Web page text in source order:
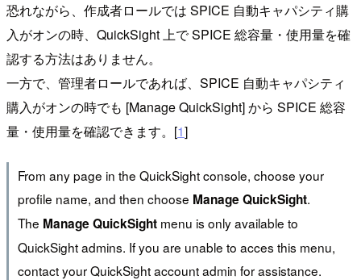
恐れながら、作成者ロールでは SPICE 自動キャパシティ購
入がオンの時、QuickSight 上で SPICE 総容量・使用量を確
認する方法はありません。
一方で、管理者ロールであれば、SPICE 自動キャパシティ
購入がオンの時でも [Manage QuickSight] から SPICE 総容
量・使用量を確認できます。[1]
From any page in the QuickSight console, choose your
profile name, and then choose Manage QuickSight.
The Manage QuickSightmenu is only available to
QuickSight admins. If you are unable to acces this menu,
contact your QuickSight account admin for assistance.